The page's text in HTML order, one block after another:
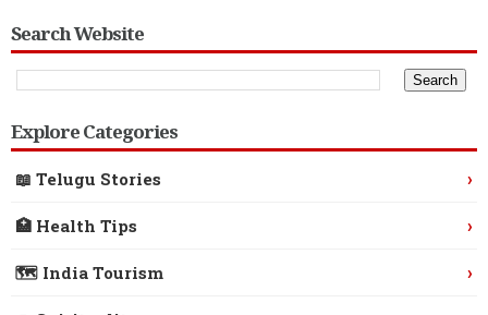
Search Website
Explore Categories
📖 Telugu Stories ›
🏥 Health Tips ›
🗺️ India Tourism ›